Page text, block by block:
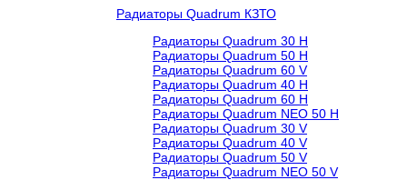
Радиаторы Quadrum КЗТО
Радиаторы Quadrum 30 H
Радиаторы Quadrum 50 H
Радиаторы Quadrum 60 V
Радиаторы Quadrum 40 H
Радиаторы Quadrum 60 H
Радиаторы Quadrum NEO 50 H
Радиаторы Quadrum 30 V
Радиаторы Quadrum 40 V
Радиаторы Quadrum 50 V
Радиаторы Quadrum NEO 50 V